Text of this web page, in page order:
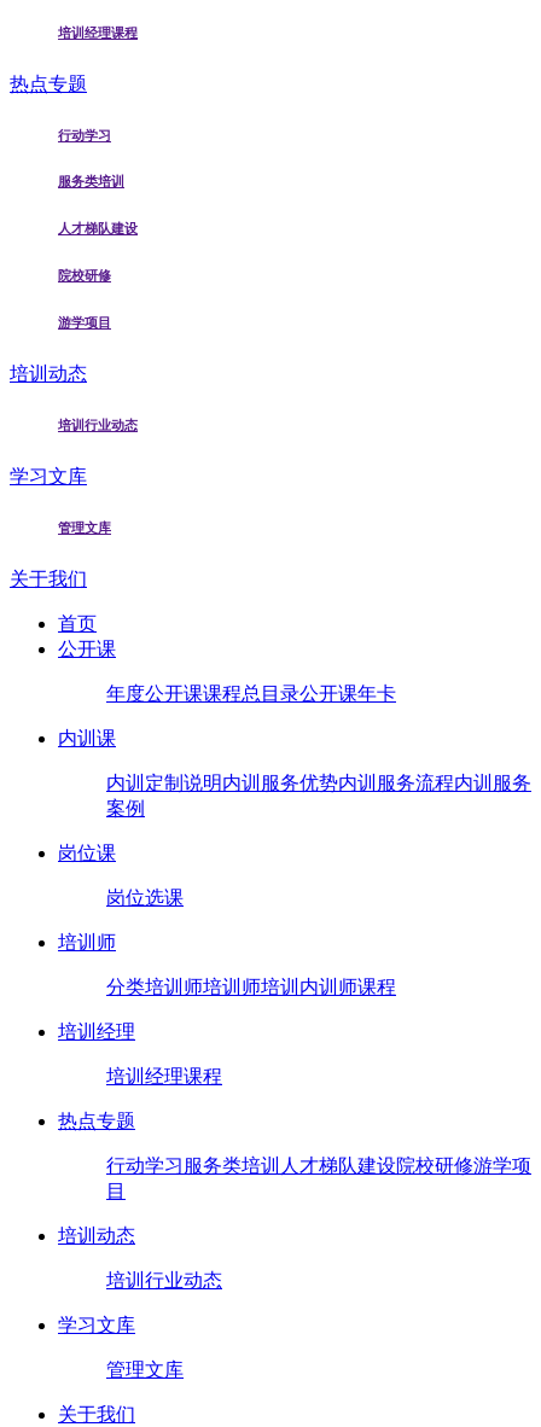
培训经理课程
热点专题
行动学习
服务类培训
人才梯队建设
院校研修
游学项目
培训动态
培训行业动态
学习文库
管理文库
关于我们
首页
公开课
年度公开课课程总目录公开课年卡
内训课
内训定制说明内训服务优势内训服务流程内训服务
案例
岗位课
岗位选课
培训师
分类培训师培训师培训 内训师课程
培训经理
培训经理课程
热点专题
行动学习 服务类培训 人才梯队建设院校研修游学项
目
培训动态
培训行业动态
学习文库
管理文库
关于我们